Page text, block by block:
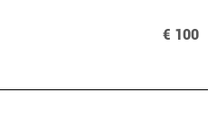
€ 100